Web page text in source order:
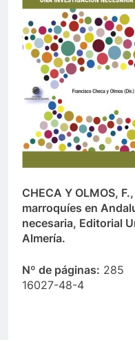
CHECA Y OLMOS,
marroquíes en
necesaria, Editorial
Almería.
Nº de páginas:
16027-48-4